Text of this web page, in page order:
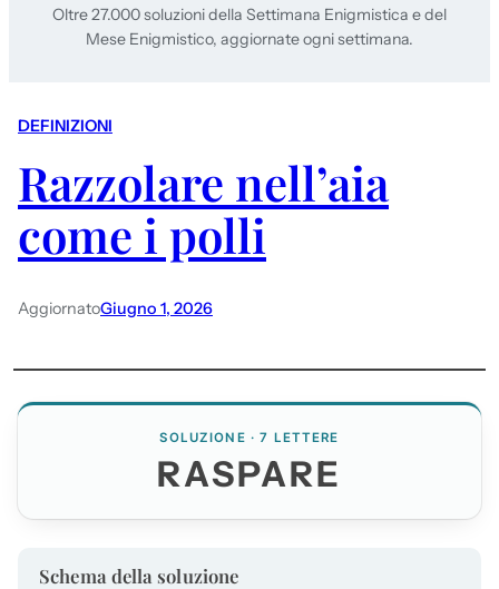
Oltre 27.000 soluzioni della Settimana Enigmistica e del
Mese Enigmistico, aggiornate ogni settimana.
DEFINIZIONI
Razzolare nell’aia
come i polli
AggiornatoGiugno 1, 2026
SOLUZIONE · 7 LETTERE
RASPARE
Schema della soluzione